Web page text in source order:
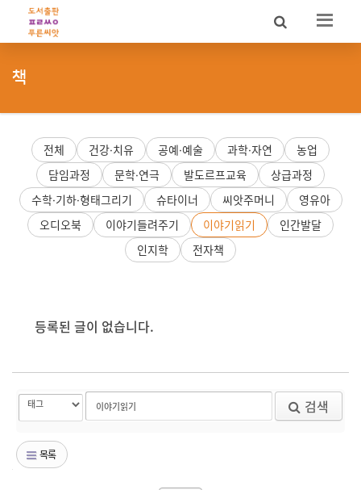
책
전체 건강·치유 공예·예술 과학·자연
농업
담임과정
문학·연극 발도르프교육
상급과정
수학·기하·형태그리기
슈타이너 씨앗주머니
영유아
오디오북
이야기들려주기 이야기읽기
인간발달
인지학
전자책
등록된 글이 없습니다.
검색
목록